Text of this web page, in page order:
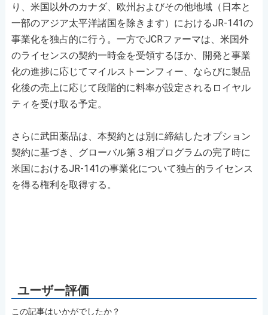
り、米国以外のカナダ、欧州およびその他地域（日本と
一部のアジア太平洋諸国を除きます）におけるJR-141の
事業化を独占的に行う。一方でJCRファーマは、米国外
のライセンスの契約一時金を受領するほか、開発と事業
化の進捗に応じてマイルストーンフィー、ならびに製品
化後の売上に応じて段階的に料率が設定されるロイヤル
ティを受け取る予定。
さらに武田薬品は、本契約とは別に締結したオプション
契約に基づき、グローバル第３相プログラムの完了時に
米国におけるJR-141の事業化について独占的ライセンス
を得る権利を取得する。
この記事はいかがでしたか？